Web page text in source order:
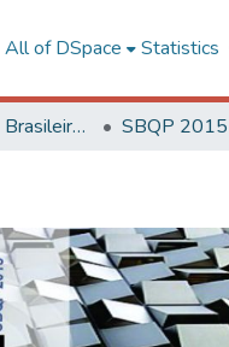
All of DSpace Statistics
SBQP - Simpósio Brasileiro de Qualidade do Projeto no Ambiente Construído SBQP 2015